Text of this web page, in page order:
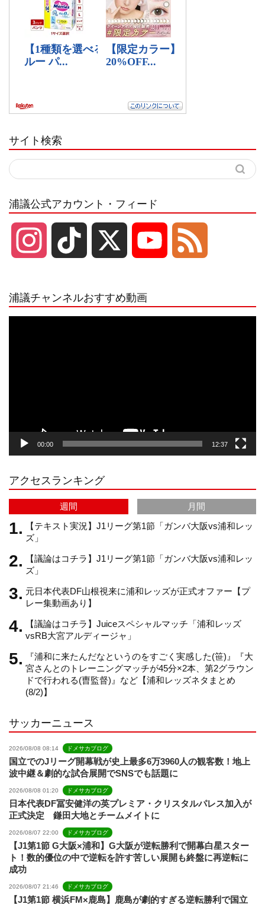
サイト検索
浦議公式アカウント・フィード
r
a
m
e
C
h
a
n
e
浦議チャンネルおすすめ動画
00:00 12:37
アクセスランキング
週間
月間
【テキスト実況】J1リーグ第1節「ガンバ大阪vs浦和レッ
ズ」
【議論はコチラ】J1リーグ第1節「ガンバ大阪vs浦和レッ
ズ」
元日本代表DF山根視来に浦和レッズが正式オファー【プ
レー集動画あり】
【議論はコチラ】Juiceスペシャルマッチ「浦和レッズ
vsRB大宮アルディージャ」
『浦和に来たんだなというのをすごく実感した(笹)』『大
宮さんとのトレーニングマッチが45分×2本、第2グラウン
ドで行われる(曺監督)』など【浦和レッズネタまとめ
(8/2)】
サッカーニュース
2026/08/08 08:14 ドメサカブログ
国立でのJリーグ開幕戦が史上最多6万3960人の観客数！地上
波中継＆劇的な試合展開でSNSでも話題に
2026/08/08 01:20 ドメサカブログ
日本代表DF冨安健洋の英プレミア・クリスタルパレス加入が
正式決定 鎌田大地とチームメイトに
2026/08/07 22:00 ドメサカブログ
【J1第1節 G大阪×浦和】G大阪が逆転勝利で開幕白星スター
ト！数的優位の中で逆転を許す苦しい展開も終盤に再逆転に
成功
2026/08/07 21:46 ドメサカブログ
【J1第1節 横浜FM×鹿島】鹿島が劇的すぎる逆転勝利で国立